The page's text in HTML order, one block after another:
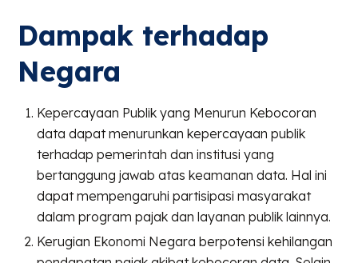
Dampak terhadap
Negara
Kepercayaan Publik yang Menurun Kebocoran
data dapat menurunkan kepercayaan publik
terhadap pemerintah dan institusi yang
bertanggung jawab atas keamanan data. Hal ini
dapat mempengaruhi partisipasi masyarakat
dalam program pajak dan layanan publik lainnya.
Kerugian Ekonomi Negara berpotensi kehilangan